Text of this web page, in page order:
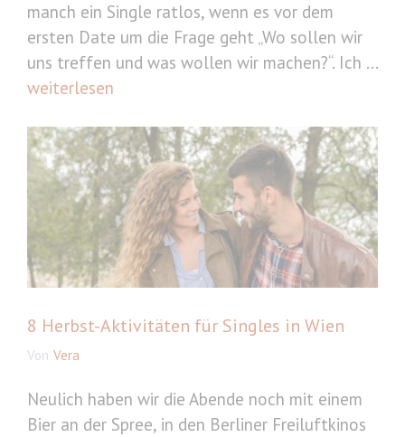
manch ein Single ratlos, wenn es vor dem
ersten Date um die Frage geht „Wo sollen wir
uns treffen und was wollen wir machen?“. Ich ...
weiterlesen
8 Herbst-Aktivitäten für Singles in Wien
Von Vera
Neulich haben wir die Abende noch mit einem
Bier an der Spree, in den Berliner Freiluftkinos